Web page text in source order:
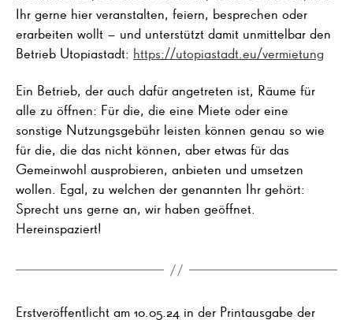
Ihr gerne hier veranstalten, feiern, besprechen oder
erarbeiten wollt – und unterstützt damit unmittelbar den
Betrieb Utopiastadt: https://utopiastadt.eu/vermietung
Ein Betrieb, der auch dafür angetreten ist, Räume für
alle zu öffnen: Für die, die eine Miete oder eine
sonstige Nutzungsgebühr leisten können genau so wie
für die, die das nicht können, aber etwas für das
Gemeinwohl ausprobieren, anbieten und umsetzen
wollen. Egal, zu welchen der genannten Ihr gehört:
Sprecht uns gerne an, wir haben geöffnet.
Hereinspaziert!
Erstveröffentlicht am 10.05.24 in der Printausgabe der